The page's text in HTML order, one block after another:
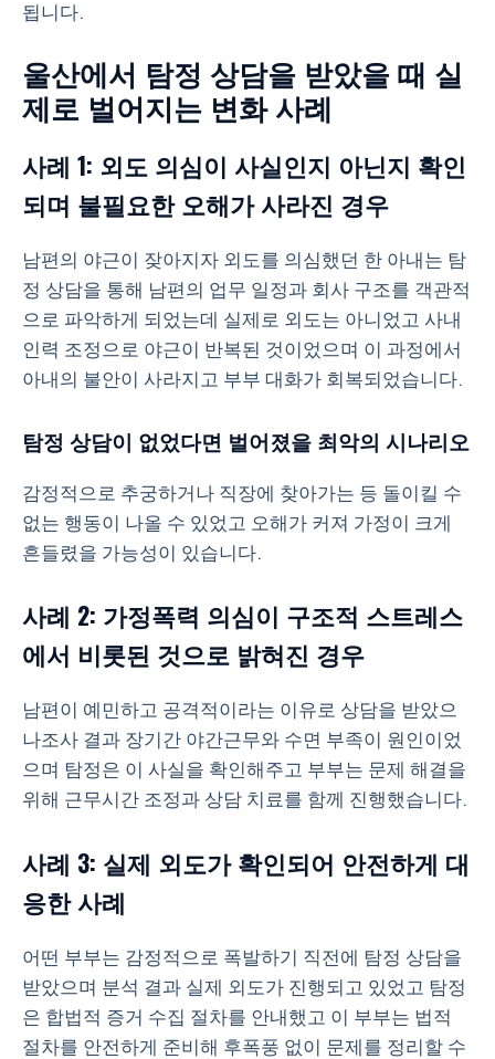
됩니다.
울산에서 탐정 상담을 받았을 때 실
제로 벌어지는 변화 사례
사례 1: 외도 의심이 사실인지 아닌지 확인
되며 불필요한 오해가 사라진 경우
남편의 야근이 잦아지자 외도를 의심했던 한 아내는 탐
정 상담을 통해 남편의 업무 일정과 회사 구조를 객관적
으로 파악하게 되었는데 실제로 외도는 아니었고 사내
인력 조정으로 야근이 반복된 것이었으며 이 과정에서
아내의 불안이 사라지고 부부 대화가 회복되었습니다.
탐정 상담이 없었다면 벌어졌을 최악의 시나리오
감정적으로 추궁하거나 직장에 찾아가는 등 돌이킬 수
없는 행동이 나올 수 있었고 오해가 커져 가정이 크게
흔들렸을 가능성이 있습니다.
사례 2: 가정폭력 의심이 구조적 스트레스
에서 비롯된 것으로 밝혀진 경우
남편이 예민하고 공격적이라는 이유로 상담을 받았으
나조사 결과 장기간 야간근무와 수면 부족이 원인이었
으며 탐정은 이 사실을 확인해주고 부부는 문제 해결을
위해 근무시간 조정과 상담 치료를 함께 진행했습니다.
사례 3: 실제 외도가 확인되어 안전하게 대
응한 사례
어떤 부부는 감정적으로 폭발하기 직전에 탐정 상담을
받았으며 분석 결과 실제 외도가 진행되고 있었고 탐정
은 합법적 증거 수집 절차를 안내했고 이 부부는 법적
절차를 안전하게 준비해 후폭풍 없이 문제를 정리할 수